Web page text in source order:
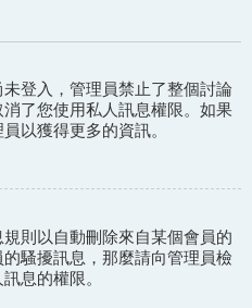
登入，管理員禁止了整個討論
了您使用私人訊息權限。如果
以獲得更多的資訊。
則以自動刪除來自某個會員的
騷擾訊息，那麼請向管理員檢
息的權限。